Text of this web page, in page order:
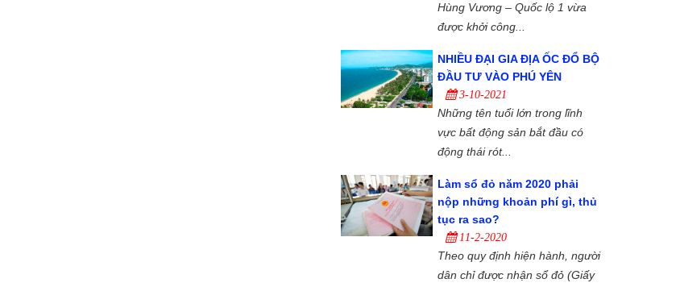
Hùng Vương – Quốc lộ 1 vừa
được khởi công...
NHIỀU ĐẠI GIA ĐỊA ỐC ĐỔ BỘ
ĐẦU TƯ VÀO PHÚ YÊN
3-10-2021
Những tên tuổi lớn trong lĩnh
vực bất động sản bắt đầu có
động thái rót...
Làm sổ đỏ năm 2020 phải
nộp những khoản phí gì, thủ
tục ra sao?
11-2-2020
Theo quy định hiện hành, người
dân chỉ được nhận sổ đỏ (Giấy